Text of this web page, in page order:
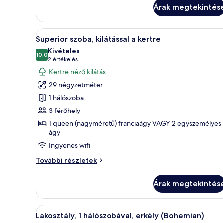
városra
további
részletei
Árak
A
következő
szoba
összes
képének
megtekintése:
Superior
szoba,
kilátással
kertre
Egy modern szállodaszoba,
12
Superior szoba, kilátással a kertre
10,010-ből 10,0
Kivételes
2 értékelés
(2
értékelés)
Kertre néző kilátás
29 négyzetméter
1 hálószoba
3 férőhely
1 queen (nagyméretű) franciaágy VAGY 2 egyszemélyes
ágy
Ingyenes wifi
További részletek
Superior
kertre
további
részletei
Árak
A
Egy modern hálószoba,
8
Lakosztály, 1 hálószobával, erkély (Bohemian)